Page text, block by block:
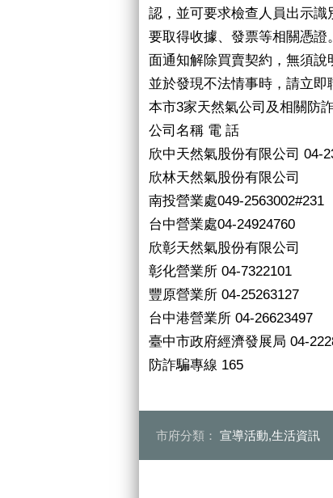
認，並可要求檢查人員出示
要取得收據、發票等相關憑
面通知解除買賣契約，無須
並於發現不法情事時，請立即
本市3家天然氣公司及相關防
公司名稱 電 話
欣中天然氣股份有限公司 04-
欣林天然氣股份有限公司
南投營業處049-2563002#231
台中營業處04-24924760
欣彰天然氣股份有限公司
彰化營業所 04-7322101
豐原營業所 04-25263127
台中港營業所 04-26623497
臺中市政府經濟發展局 04-
防詐騙專線 165
市府分類： 宣導活動,生活資訊